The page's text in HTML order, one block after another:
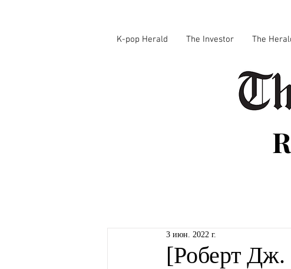
K-pop Herald The Investor The
[Роберт
3 июн. 2022 г.